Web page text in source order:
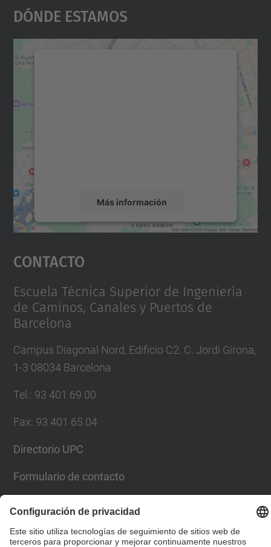
Dónde Estamos
Más información
Aceptar
powered by
Contacto
Escuela Técnica Superior de Ingeniería
de Caminos, Canales y Puertos de
Barcelona
Campus Diagonal Nord, Edificio C2. C. Jordi Girona,
1-3 08034 Barcelona
Tel. : 93 401 69 00
Fax: 93 401 65 04
Directorio UPC
Formulario de contacto
© UPCEscuela Técnica Superior de Ingenieros de Caminos,